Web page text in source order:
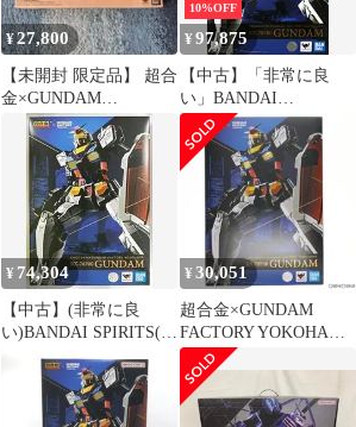
¥27,800
【未開封 限定品】 超合
金×GUNDAM
FACTORY 横浜 RX-
78F00
10%OFF
¥97,875
【中古】「非常に良
い」BANDAI
SPIRITS(バンダイ スピ
リッツ) 超合金
×GUNDAM FACTORY
YOKOHAMA RX-78F00
ガンダム
¥ 74,304
【中古】(非常に良
い)BANDAI SPIRITS(バ
ンダイ スピリッツ) 超
合金×GUNDAM
FACTORY YOKOHAMA
RX-78F00 ガンダム
¥ 30,051
超合金×GUNDAM
FACTORY YOKOHAMA
RX-78F00 GUNDAM 機
動戦士ガンダム 完成ト
イ GUNDAM FACTORY
YOKOHAMA&プレミ